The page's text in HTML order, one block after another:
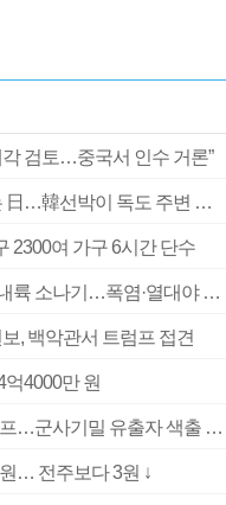
검토…중국서 인수 거론”
[속보] 여전히 ‘독도는 우리땅’ 외치는 日…韓선박이 독도 주변 해양조사 활동하자 반발
2300여 가구 6시간 단수
부산 울산 경남 구름 많고 경남 북서내륙 소나기…폭염·열대야 계속
, 백악관서 트럼프 접견
4000만 원
‘탄약 부족 사태’ 보도에 격노한 트럼프…군사기밀 유출자 색출 지시
… 전주보다 3원 ↓